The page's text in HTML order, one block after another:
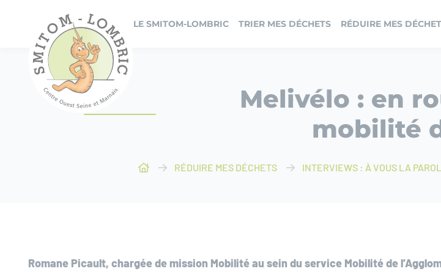
LE SMITOM-LOMBRIC TRIER MES DÉCHETS RÉDUIRE MES
Melivélo : en
mobilité
RÉDUIRE MES DÉCHETS INTERVIEWS : À VOUS LA
Romane Picault, chargée de mission Mobilité au sein du service Mobilité de